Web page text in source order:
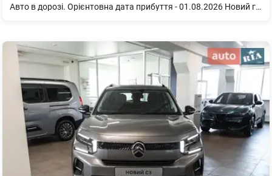
Авто в дорозі. Орієнтовна дата прибуття - 01.08.2026 Новий гібридний автомобіль BYD Seal 05 DM-i 55KM Luxury Edition 2WD 2026, Atlantis Grey, сірий салон Це сучасний седан із гібридною силовою установкою DM-i, який поєднує економічність, комфорт і практичність для щоденної експлуатації. Завдяки поєднанню бензинового двигуна та електроприводу модель забезпечує плавний рух, низьку витрату пального та можливість пересування на електротязі під час міських поїздок. Просторий салон і збалансована підвіска роблять автомобіль комфортним як для водія, так і для пасажирів. Версія Luxury Edition пропонує високий рівень оснащення та сучасних технологій. Автомобіль отримав цифрову панель приладів і мультимедійну систему нового покоління, широкий набір систем допомоги водієві та функцій безпеки. BYD Seal 05 DM-i 55KM Luxury Edition 2WD 2026: Силова установка потужністю 163 к.с. (120 кВт) забезпечує динамічний розгін від 0 до 100 км/год за 7,6 с, а максимальний крутний момент 210 Н·м гарантує впевнену тягу в міському та заміському режимах. Запас ходу на електротязі: до 55 км (CLTC) завдяки батареї ємністю 7,68 кВт·год. Максимальна швидкість: 180 км/год. Кількість моторів/Тип приводу: одномоторний / передній привід (FWD). Комплектація Luxury Edition 2WD 2026: - Шкіряне мультикермо. - Круїз-контроль. - Електропривід дзеркал з підігрівом. - NFC/безключовий доступ. - 10,1-дюймовий мультимедійний екран центрального керування. - Камера заднього руху. - Задні парктроніки.